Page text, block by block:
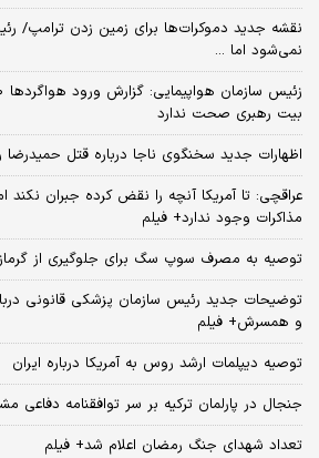
نقشه جدید دموکرات‌ها برای زمین زدن ترامپ/
نمی‌شود اما ...
بیت رهبری صحت ندارد
اظهارات جدید سخنگوی ناجا درباره قتل حمیدرضا
عراقچی: تا آمریکا آنچه را نقض کرده جبران
مذاکرات وجود ندارد+ فیلم
توصیه به مصرف سوپ سگ برای جلوگیری از
توضیحات جدید رئیس سازمان پزشکی قانونی
و همسرش+ فیلم
توصیه دیپلمات ارشد روس به آمریکا درباره ایران
جنجال در پارلمان ترکیه بر سر توافقنامه دفاعی
تعداد شهدای جنگ رمضان اعلام شد+ فیلم